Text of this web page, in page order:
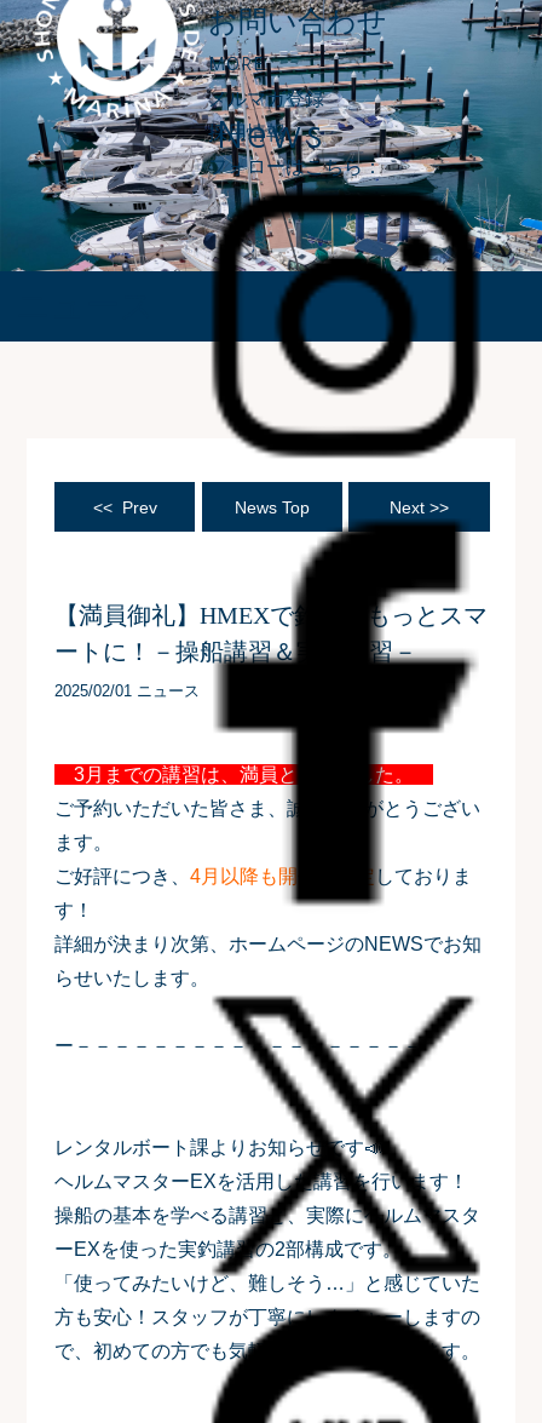
お問い合わせ
MORE
メルマガ登録
採用情報
フォローはこちら：
News
<< Prev News Top Next >>
【満員御礼】HMEXで釣りをもっとスマ
ートに！－操船講習＆実釣講習－
2025/02/01 ニュース
3月までの講習は、満員となりました。
ご予約いただいた皆さま、誠にありがとうござい
ます。
ご好評につき、 4月以降も開催を予定 しておりま
す！
詳細が決まり次第、ホームページのNEWSでお知
らせいたします。
ー－－－－－－－－－－－－－－－－－－
レンタルボート課よりお知らせです📣
ヘルムマスターEXを活用した講習を行います！
操船の基本を学べる講習と、実際にヘルムマスタ
ーEXを使った実釣講習の2部構成です。
「使ってみたいけど、難しそう…」と感じていた
方も安心！スタッフが丁寧にレクチャーしますの
で、初めての方でも気軽にご参加いただけます。